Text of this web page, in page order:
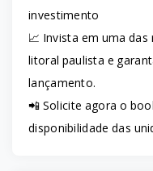
investimento
📈 Invista em uma
litoral paulista e
lançamento.
📲 Solicite agora o
disponibilidade das